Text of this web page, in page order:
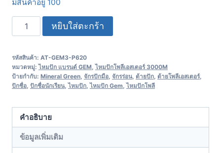
มีสินค้าอยู่ 100
หยิบใส่ตะกร้า
รหัสสินค้า: AT-GEM3-P620
หมวดหมู่:ไหมปัก แบรนด์ GEM,ไหมปักโพลีเอสเตอร์ 3000M
ป้ายกำกับ: Mineral Green, จักรปักมือ, จักรร่อน, ด้ายปัก, ด้ายโพลีเอสเตอร์,
ปักชื่อ, ปักชื่อนักเรียน,ไหมปัก,ไหมปัก Gem,ไหมปักโพลี
คำอธิบาย
ข้อมูลเพิ่มเติม